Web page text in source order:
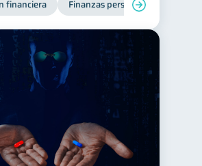
financiera Finanzas personales